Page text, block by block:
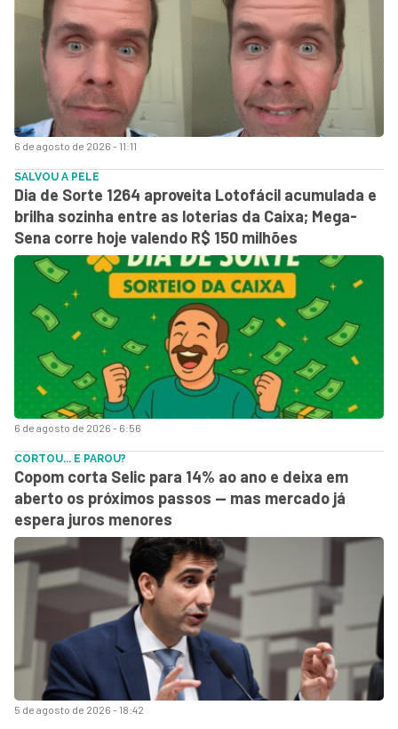
6 de agosto de 2026 - 11:11
6 de agosto de 2026 - 6:56
SALVOU A PELE
Dia de Sorte 1264 aproveita Lotofácil acumulada e
brilha sozinha entre as loterias da Caixa; Mega-
Sena corre hoje valendo R$ 150 milhões
5 de agosto de 2026 - 18:42
CORTOU... E PAROU?
Copom corta Selic para 14% ao ano e deixa em
aberto os próximos passos — mas mercado já
espera juros menores